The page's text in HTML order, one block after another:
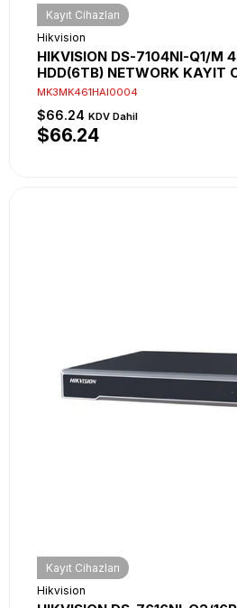
Kayıt Cihazları
Hikvision
HIKVISION DS-7104NI-Q1/M
HDD(6TB) NETWORK KAYIT
KASA,2K)
MK3MK461HAI0004
$66.24 KDV Dahil
$66.24
Kayıt Cihazları
Hikvision